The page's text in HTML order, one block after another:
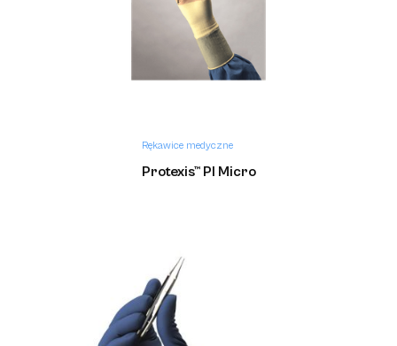
Rękawice medyczne
Protexis™ PI Micro